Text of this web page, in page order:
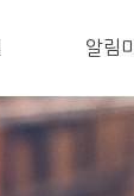
알림